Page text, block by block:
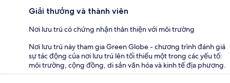
Giải thưởng và thành viên
Nơi lưu trú có chứng nhận thân thiện với môi trường
Nơi lưu trú này tham gia Green Globe - chương trình đánh giá
sự tác động của nơi lưu trú lên tối thiểu một trong các yếu tố:
môi trường, cộng đồng, di sản văn hóa và kinh tế địa phương.